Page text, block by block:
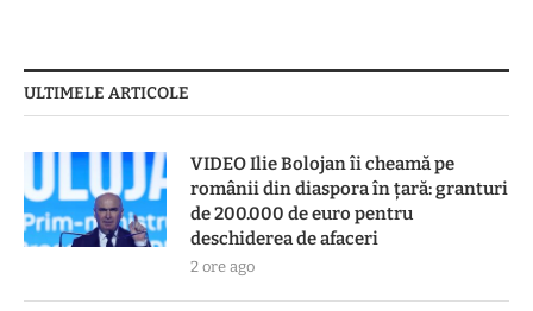
ULTIMELE ARTICOLE
VIDEO Ilie Bolojan îi cheamă pe
românii din diaspora în țară: granturi
de 200.000 de euro pentru
deschiderea de afaceri
2 ore ago